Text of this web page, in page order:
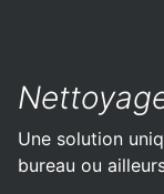
Une solution
bureau ou